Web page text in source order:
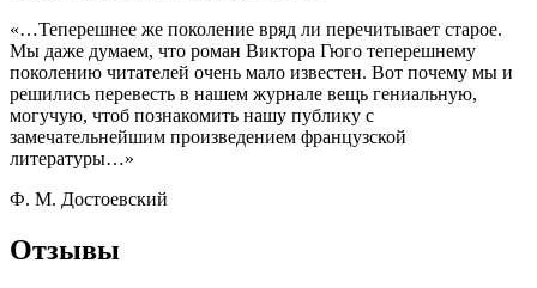
«…Теперешнее же поколение вряд ли перечитывает старое.
Мы даже думаем, что роман Виктора Гюго теперешнему
поколению читателей очень мало известен. Вот почему мы и
решились перевесть в нашем журнале вещь гениальную,
могучую, чтоб познакомить нашу публику с
замечательнейшим произведением французской
литературы…»
Ф. М. Достоевский
Отзывы